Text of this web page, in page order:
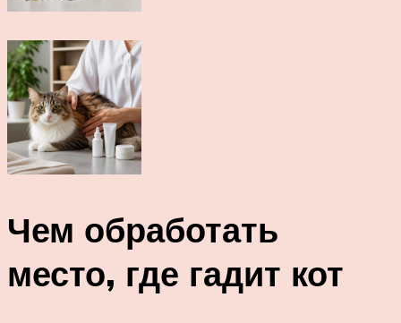
Чем обработать
место, где гадит кот